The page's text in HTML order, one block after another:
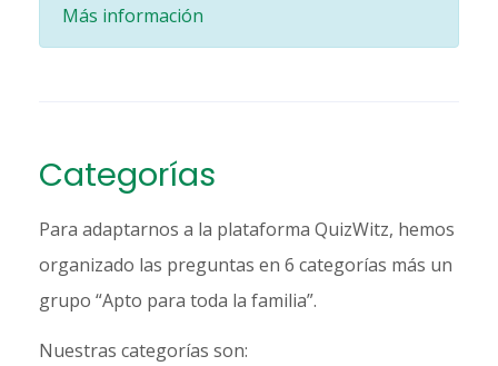
Más información
Categorías
Para adaptarnos a la plataforma QuizWitz, hemos
organizado las preguntas en 6 categorías más un
grupo “Apto para toda la familia”.
Nuestras categorías son: